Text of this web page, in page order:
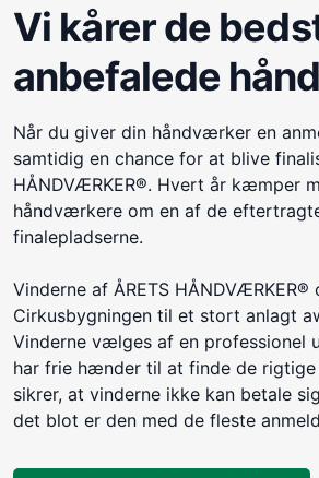
Vi kårer de
anbefalede
Når du giver din håndværker en
samtidig en chance for at blive
HÅNDVÆRKER®. Hvert år kæmper
håndværkere om en af de
finalepladserne.
Vinderne af ÅRETS
Cirkusbygningen til et stort anlagt
Vinderne vælges af en professionel
har frie hænder til at finde de rigtige
sikrer, at vinderne ikke kan betale
det blot er den med de fleste